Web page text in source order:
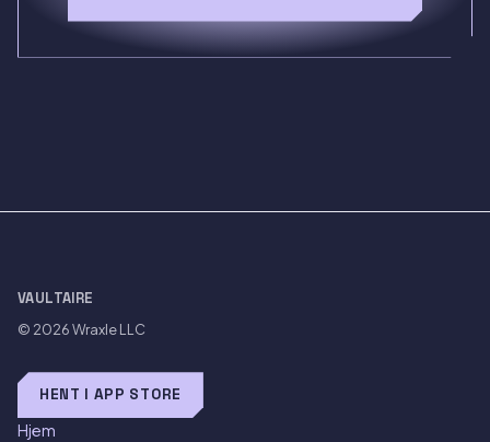
VAULTAIRE
© 2026Wraxle LLC
HENT I APP STORE
Hjem